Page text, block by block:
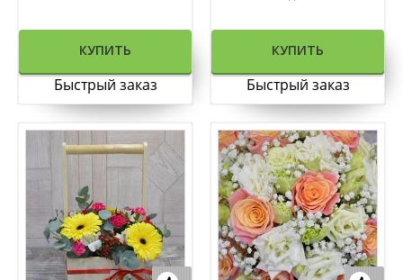
КУПИТЬ
Быстрый заказ
КУПИТЬ
Быстрый заказ